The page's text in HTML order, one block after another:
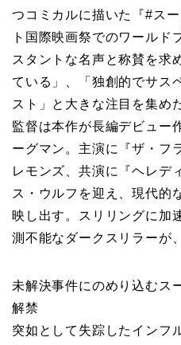
つコミカルに描いた『#ス
ト国際映画祭でのワールド
スタントな名声と称賛を求
ている」、「独創的でサス
スト」と大きな注目を集め
監督は本作が長編デビュー
ーグマン。主演に『ザ・フ
レモンズ、共演に『ヘレデ
ス・ウルフを迎え、現代的
映し出す。スリリングに加
測不能なダークスリラーが
未解決事件にのめり込むス
解禁
突如として失踪したインフ